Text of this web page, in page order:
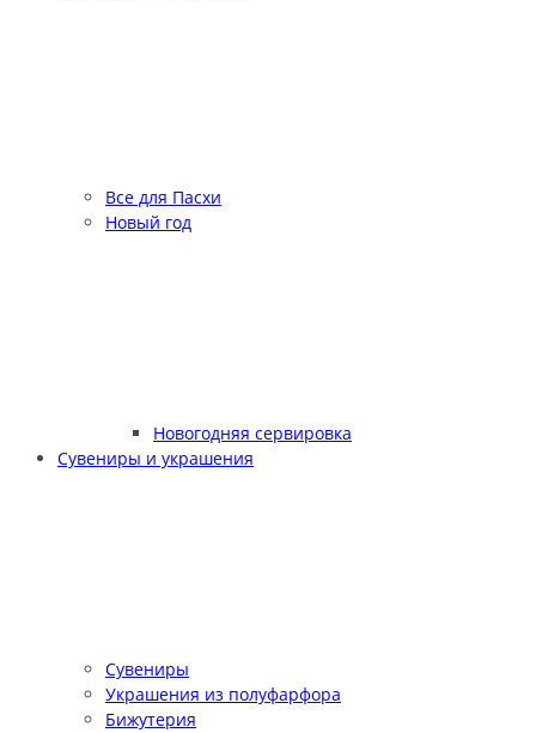
Все для Пасхи
Новый год
Новогодняя сервировка
Сувениры и украшения
Сувениры
Украшения из полуфарфора
Бижутерия